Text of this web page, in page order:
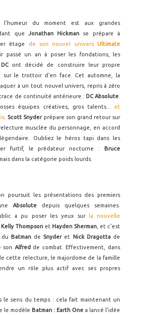
l'humeur du moment est aux grandes
que Jonathan Hickman se prépare à
étage
de son nouvel univers Ultimate
passé un an à poser les fondations, les
DCont décidé de construire leur propre
sur le trottoir d'en face. Cet automne, la
à un tout nouvel univers, repris à zéro
de continuité antérieure : DC Absolute
équipes créatives, gros talents... et
Scott Snyderprépare son grand retour sur
musclée du personnage, en accord
Oubliez le héros tapi dans les
furtif, le prédateur nocturne : Bruce
dans la catégorie poids lourds.
poursuit les présentations des premiers
Absolute depuis quelques semaines.
a pu poser les yeux sur
la nouvelle
Kelly Thompson et Hayden Sherman , et c'est
du
Batmande Snyderet Nick Dragottade
son Alfred de combat. Effectivement, dans
cette relecture, le majordome de la famille
un rôle plus actif avec ses propres
le sens du temps : cela fait maintenant un
le modèle Batman : Earth One a lancé l'idée